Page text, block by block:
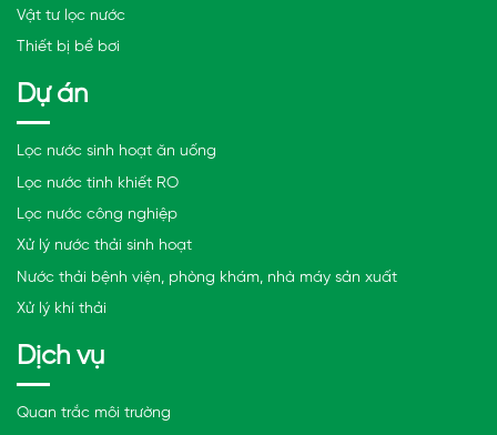
Vật tư lọc nước
Thiết bị bể bơi
Dự án
Lọc nước sinh hoạt ăn uống
Lọc nước tinh khiết RO
Lọc nước công nghiệp
Xử lý nước thải sinh hoạt
Nước thải bệnh viện, phòng khám, nhà máy sản xuất
Xử lý khí thải
Dịch vụ
Quan trắc môi trường